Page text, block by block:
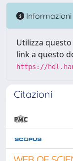
Informazioni
Utilizza
link a questo
https://
Citazioni